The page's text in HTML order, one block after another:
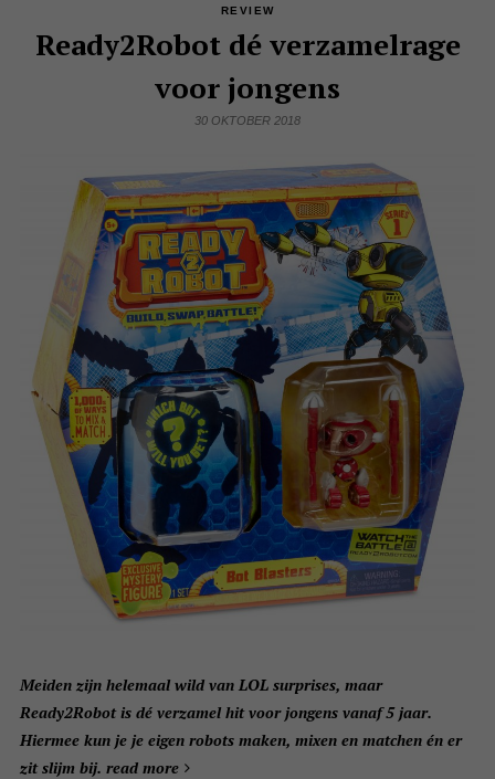
REVIEW
Ready2Robot dé verzamelrage
voor jongens
30 OKTOBER 2018
Meiden zijn helemaal wild van LOL surprises, maar
Ready2Robot is dé verzamel hit voor jongens vanaf 5 jaar.
Hiermee kun je je eigen robots maken, mixen en matchen én er
zit slijm bij. read more